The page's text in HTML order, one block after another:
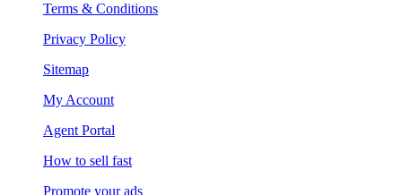
Terms & Conditions
Privacy Policy
Sitemap
My Account
Agent Portal
How to sell fast
Promote your ads